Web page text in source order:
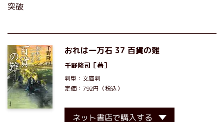
突破
おれは一万石 37 百貨の難
千野隆司 ［著］
判型：文庫判
定価：792円（税込）
ネット書店で購入する